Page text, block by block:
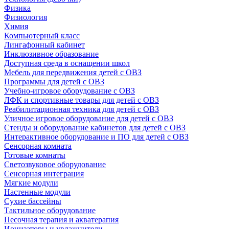
Физика
Физиология
Химия
Компьютерный класс
Лингафонный кабинет
Инклюзивное образование
Доступная среда в оснащении школ
Мебель для передвижения детей с ОВЗ
Программы для детей с ОВЗ
Учебно-игровое оборудование с ОВЗ
ЛФК и спортивные товары для детей с ОВЗ
Реабилитационная техника для детей с ОВЗ
Уличное игровое оборудование для детей с ОВЗ
Стенды и оборудование кабинетов для детей с ОВЗ
Интерактивное оборудование и ПО для детей с ОВЗ
Сенсорная комната
Готовые комнаты
Светозвуковое оборудование
Сенсорная интеграция
Мягкие модули
Настенные модули
Сухие бассейны
Тактильное оборудование
Песочная терапия и акватерапия